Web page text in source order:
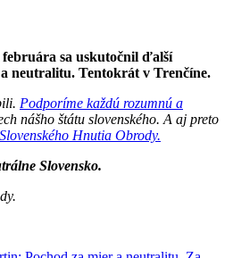
sa uskutočnil ďalší
neutralitu. Tentokrát v Trenčíne.
Podporíme každú rozumnú a
nášho štátu slovenského. A aj preto
Hnutia Obrody.
Slovensko.